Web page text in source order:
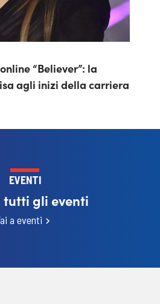
“Believer”: la
agli inizi della carriera
EVENTI
tutti gli eventi
a eventi